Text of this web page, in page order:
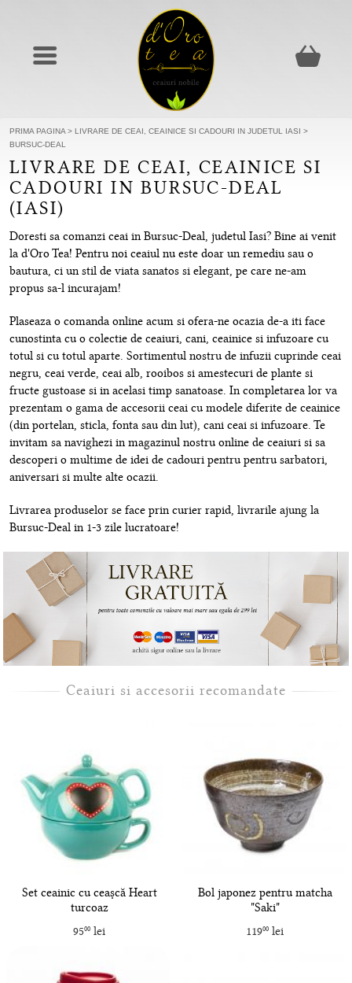
PRIMA PAGINA > LIVRARE DE CEAI, CEAINICE SI CADOURI IN JUDETUL IASI >
BURSUC-DEAL
LIVRARE DE CEAI, CEAINICE SI
CADOURI IN BURSUC-DEAL
(IASI)
Doresti sa comanzi ceai in Bursuc-Deal, judetul Iasi? Bine ai venit
la d'Oro Tea! Pentru noi ceaiul nu este doar un remediu sau o
bautura, ci un stil de viata sanatos si elegant, pe care ne-am
propus sa-l incurajam!
Plaseaza o comanda online acum si ofera-ne ocazia de-a iti face
cunostinta cu o colectie de ceaiuri, cani, ceainice si infuzoare cu
totul si cu totul aparte. Sortimentul nostru de infuzii cuprinde ceai
negru, ceai verde, ceai alb, rooibos si amestecuri de plante si
fructe gustoase si in acelasi timp sanatoase. In completarea lor va
prezentam o gama de accesorii ceai cu modele diferite de ceainice
(din portelan, sticla, fonta sau din lut), cani ceai si infuzoare. Te
invitam sa navighezi in magazinul nostru online de ceaiuri si sa
descoperi o multime de idei de cadouri pentru pentru sarbatori,
aniversari si multe alte ocazii.
Livrarea produselor se face prin curier rapid, livrarile ajung la
Bursuc-Deal in 1-3 zile lucratoare!
Ceaiuri si accesorii recomandate
Set ceainic cu ceașcă Heart
turcoaz
9500lei
Bol japonez pentru matcha
"Saki"
11900 lei